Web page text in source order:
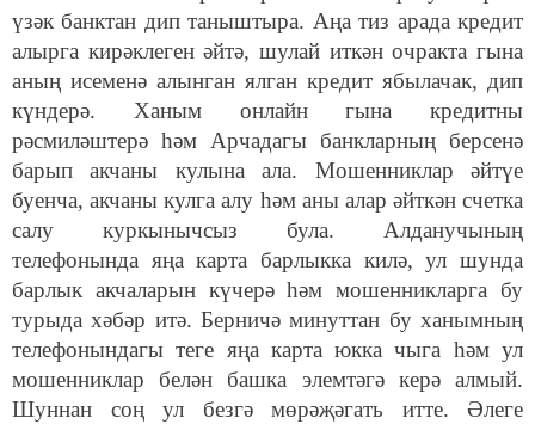
үзәк банктан дип таныштыра. Аңа тиз арада кредит
алырга кирәклеген әйтә, шулай иткән очракта гына
аның исеменә алынган ялган кредит ябылачак, дип
күндерә. Ханым онлайн гына кредитны
рәсмиләштерә һәм Арчадагы банкларның берсенә
барып акчаны кулына ала. Мошенниклар әйтүе
буенча, акчаны кулга алу һәм аны алар әйткән счетка
салу куркынычсыз була. Алданучының
телефонында яңа карта барлыкка килә, ул шунда
барлык акчаларын күчерә һәм мошенникларга бу
турыда хәбәр итә. Берничә минуттан бу ханымның
телефонындагы теге яңа карта юкка чыга һәм ул
мошенниклар белән башка элемтәгә керә алмый.
Шуннан соң ул безгә мөрәҗәгать итте. Әлеге